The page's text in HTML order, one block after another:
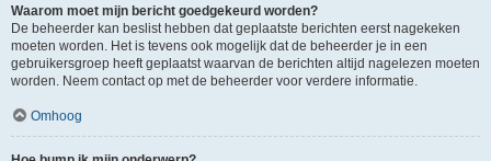
Waarom moet mijn bericht goedgekeurd worden?
De beheerder kan beslist hebben dat geplaatste berichten eerst nagekeken
moeten worden. Het is tevens ook mogelijk dat de beheerder je in een
gebruikersgroep heeft geplaatst waarvan de berichten altijd nagelezen moeten
worden. Neem contact op met de beheerder voor verdere informatie.
Omhoog